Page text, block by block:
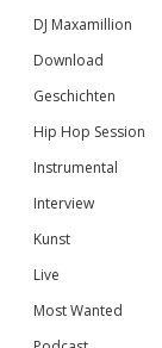
DJ Maxamillion
Download
Geschichten
Hip Hop Session
Instrumental
Interview
Kunst
Live
Most Wanted